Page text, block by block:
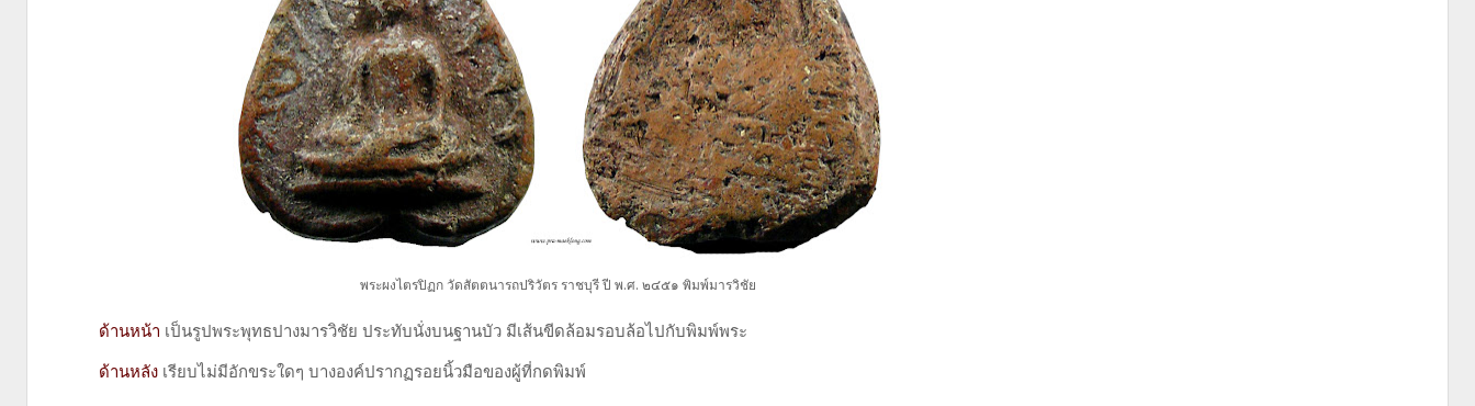
พระผงไตรปิฏก วัดสัตตนารถปริวัตร ราชบุรี ปี พ.ศ. ๒๔๕๑ พิมพ์มารวิชัย
ด้านหน้า เป็นรูปพระพุทธปางมารวิชัย ประทับนั่งบนฐานบัว มีเส้นขีดล้อมรอบล้อไปกับพิมพ์พระ
ด้านหลัง เรียบไม่มีอักขระใดๆ บางองค์ปรากฏรอยนิ้วมือของผู้ที่กดพิมพ์